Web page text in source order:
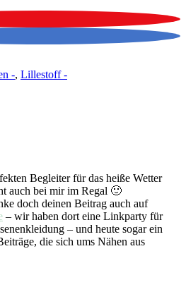
-, Lillestoff -
Begleiter für das heiße Wetter
auch bei mir im Regal 🙂
doch deinen Beitrag auch auf
– wir haben dort eine Linkparty für
– und heute sogar ein
die sich ums Nähen aus